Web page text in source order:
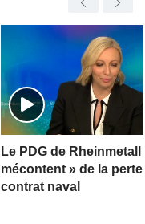
Le PDG de
mécontent » de la
contrat naval